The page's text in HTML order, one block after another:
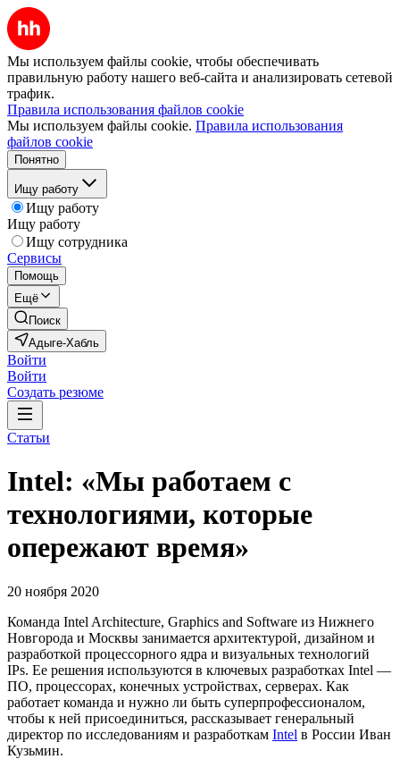
Мы используем файлы cookie, чтобы обеспечивать
правильную работу нашего веб-сайта и анализировать сетевой
трафик.
Правила использования файлов cookie
Мы используем файлы cookie. Правила использования
файлов cookie
Понятно
Ищу работу
Ищу работу
Ищу работу
Ищу сотрудника
Сервисы
Помощь
Ещё
Поиск
Адыге-Хабль
Войти
Войти
Создать резюме
Статьи
Intel: «Мы работаем с
технологиями, которые
опережают время»
20 ноября 2020
Команда Intel Architecture, Graphics and Software из Нижнего
Новгорода и Москвы занимается архитектурой, дизайном и
разработкой процессорного ядра и визуальных технологий
IPs. Ее решения используются в ключевых разработках Intel —
ПО, процессорах, конечных устройствах, серверах. Как
работает команда и нужно ли быть суперпрофессионалом,
чтобы к ней присоединиться, рассказывает генеральный
директор по исследованиям и разработкам Intel в России Иван
Кузьмин.